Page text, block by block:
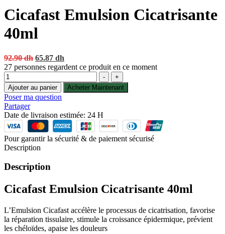
Cicafast Emulsion Cicatrisante
40ml
92.90dh Original
price
92.90 dh.
65.87 dh
price
65.87 dh.
27 personnes regardent ce produit en ce moment
Quantité
-
+
Ajouter au panier
Acheter Maintenant
Poser ma question
Partager
Date de livraison estimée: 24 H
Pour garantir la sécurité & de paiement sécurisé
Description
Description
Cicafast Emulsion Cicatrisante 40ml
L’Emulsion Cicafast accélère le processus de cicatrisation, favorise
la réparation tissulaire, stimule la croissance épidermique, prévient
les chéloïdes, apaise les douleurs